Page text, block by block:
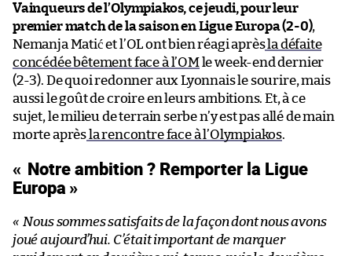
Vainqueurs de l’Olympiakos, ce jeudi, pour leur
premier match de la saison en Ligue Europa (2-0),
Nemanja Matić et l’OL ont bien réagi aprèsla défaite
concédée bêtement face à l’OMle week-end dernier
(2-3). De quoi redonner aux Lyonnais le sourire, mais
aussi le goût de croire en leurs ambitions. Et, à ce
sujet, le milieu de terrain serbe n’y est pas allé de main
morte après la rencontre face à l’Olympiakos.
« Notre ambition ? Remporter la Ligue
Europa »
« Nous sommes satisfaits de la façon dont nous avons
joué aujourd’hui. C’était important de marquer